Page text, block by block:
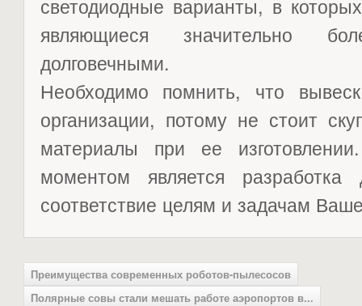
светодиодные варианты, в
являющиеся значительно
долговечными.
Необходимо помнить, что
организации, потому не стоит
материалы при ее
моментом является
соответствие целям и задачам
Преимущества современных роботов-пылесосов
Полярные совы стали мешать работе аэропортов в...